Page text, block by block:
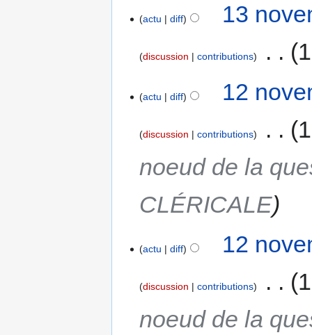
actu diff 13
discussion contributions
actu diff 12
discussion contributions
noeud de la
CLÉRICALE
actu diff 12
discussion contributions
noeud de la